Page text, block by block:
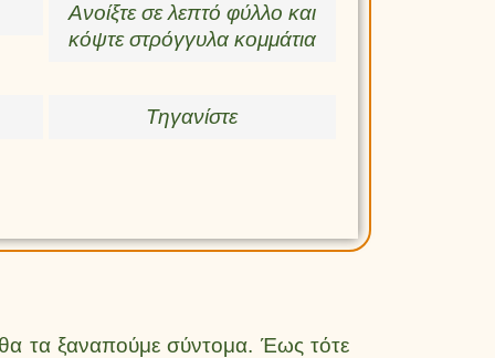
Ανοίξτε σε λεπτό φύλλο και
κόψτε στρόγγυλα κομμάτια
Τηγανίστε
τα ξαναπούμε σύντομα. Έως τότε